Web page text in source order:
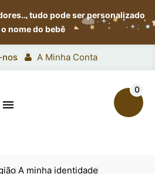
tudo pode ser personalizado
nome do bebê
A Minha Conta

0
A minha identidade